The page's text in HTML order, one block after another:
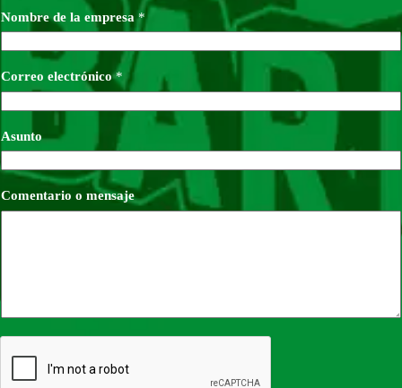
Nombre de la empresa*
Correo electrónico*
Asunto
Comentario o mensaje